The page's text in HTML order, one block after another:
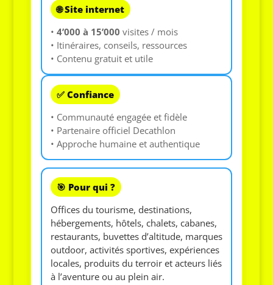
🌐 Site internet
• 4’000 à 15’000 visites / mois
• Itinéraires, conseils, ressources
• Contenu gratuit et utile
✅ Confiance
• Communauté engagée et fidèle
• Partenaire officiel Decathlon
• Approche humaine et authentique
🎯 Pour qui ?
Offices du tourisme, destinations,
hébergements, hôtels, chalets, cabanes,
restaurants, buvettes d’altitude, marques
outdoor, activités sportives, expériences
locales, produits du terroir et acteurs liés
à l’aventure ou au plein air.